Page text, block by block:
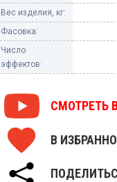
Вес изделия, кг:
Фасовка:
Число
эффектов:
СМОТРЕТЬ
В